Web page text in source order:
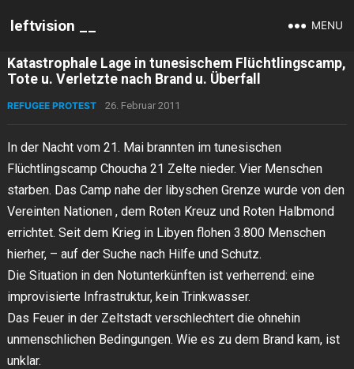
leftvision __ MENU
Katastrophale Lage in tunesischem Flüchtlingscamp,
Tote u. Verletzte nach Brand u. Überfall
REFUGEE PROTEST 26. Februar 2011
In der Nacht vom 21. Mai brannten im tunesischen
Flüchtlingscamp Choucha 21 Zelte nieder. Vier Menschen
starben. Das Camp nahe der libyschen Grenze wurde von den
Vereinten Nationen , dem Roten Kreuz und Roten Halbmond
errichtet. Seit dem Krieg in Libyen flohen 3.800 Menschen
hierher, – auf der Suche nach Hilfe und Schutz.
Die Situation in den Notunterkünften ist verherrend: eine
improvisierte Infrastruktur, kein Trinkwasser.
Das Feuer in der Zeltstadt verschlechtert die ohnehin
unmenschlichen Bedingungen. Wie es zu dem Brand kam, ist
unklar.